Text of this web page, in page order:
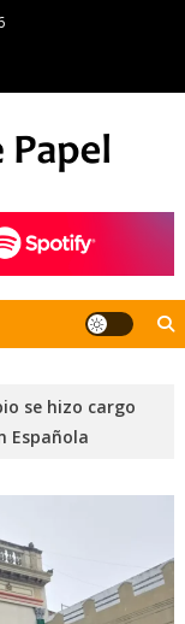
se hizo cargo
Española